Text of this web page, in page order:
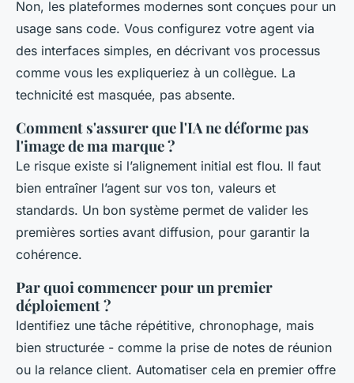
Non, les plateformes modernes sont conçues pour un
usage sans code. Vous configurez votre agent via
des interfaces simples, en décrivant vos processus
comme vous les expliqueriez à un collègue. La
technicité est masquée, pas absente.
Comment s'assurer que l'IA ne déforme pas
l'image de ma marque ?
Le risque existe si l’alignement initial est flou. Il faut
bien entraîner l’agent sur vos ton, valeurs et
standards. Un bon système permet de valider les
premières sorties avant diffusion, pour garantir la
cohérence.
Par quoi commencer pour un premier
déploiement ?
Identifiez une tâche répétitive, chronophage, mais
bien structurée - comme la prise de notes de réunion
ou la relance client. Automatiser cela en premier offre